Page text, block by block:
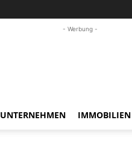
- Werbung -
UNTERNEHMEN IMMOBILIEN